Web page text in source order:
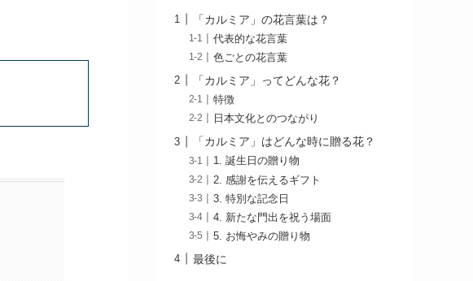
「カルミア」の花言葉は？
代表的な花言葉
色ごとの花言葉
「カルミア」ってどんな花？
特徴
日本文化とのつながり
「カルミア」はどんな時に贈る花？
1. 誕生日の贈り物
2. 感謝を伝えるギフト
3. 特別な記念日
4. 新たな門出を祝う場面
5. お悔やみの贈り物
最後に